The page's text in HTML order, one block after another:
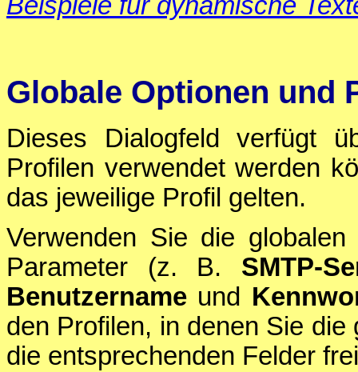
Beispiele für dynamische
Globale Optionen und
Dieses Dialogfeld verfügt
Profilen verwendet werden
das jeweilige Profil gelten.
Verwenden Sie die
Parameter (z. B. SMTP-
Benutzername und
den Profilen, in denen Sie
die entsprechenden Felder